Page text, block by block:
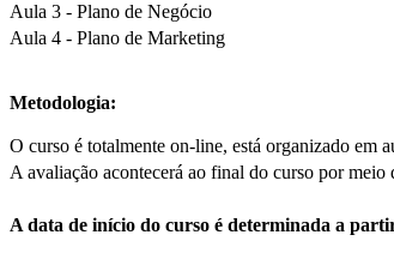
Aula 3 - Plano de Negócio
Aula 4 - Plano de Marketing
Metodologia:
O curso é totalmente on-line, está organizado em
A avaliação acontecerá ao final do curso por
A data de início do curso é determinada a